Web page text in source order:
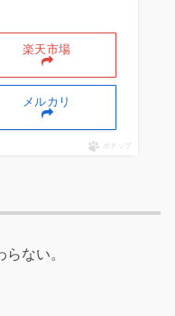
楽天市場
メルカリ
ポチップ
ない。